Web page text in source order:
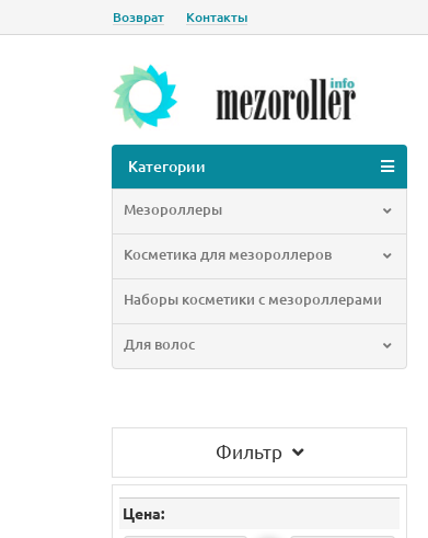
Возврат Контакты
Категории
Мезороллеры
Косметика для мезороллеров
Наборы косметики с мезороллерами
Для волос
Фильтр
Цена: